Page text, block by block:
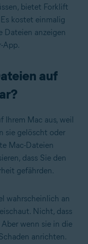
bietet Forklift
kostet einmalig
Dateien anzeigen
App.
auf
Mac aus, weil
sie gelöscht oder
Mac-Dateien
dass Sie den
gefährden.
wahrscheinlich an
Nicht, dass
wenn sie in die
anrichten.